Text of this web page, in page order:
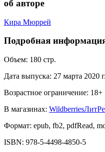
об авторе
Кира Мюррей
Подробная
Объем: 180 стр.
Дата выпуска: 27 марта 2020 г.
Возрастное ограничение: 18+
В магазинах: Wildberries
Формат: epub, fb2, pdfRead,
ISBN: 978-5-4498-4850-5